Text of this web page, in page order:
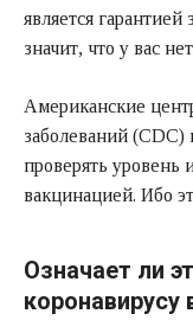
является
значит, что у вас
Американские
заболеваний
проверять уровень
вакцинацией. Ибо
Означает ли